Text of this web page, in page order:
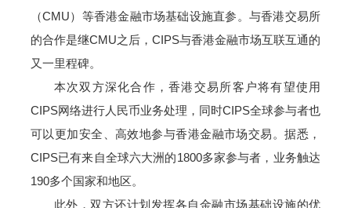
（CMU）等香港金融市场基础设施直参。与香港交易所
的合作是继CMU之后，CIPS与香港金融市场互联互通的
又一里程碑。
本次双方深化合作，香港交易所客户将有望使用
CIPS网络进行人民币业务处理，同时CIPS全球参与者也
可以更加安全、高效地参与香港金融市场交易。据悉，
CIPS已有来自全球六大洲的1800多家参与者，业务触达
190多个国家和地区。
此外，双方还计划发挥各自金融市场基础设施的优